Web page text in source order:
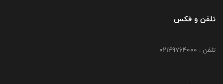
تلفن و فکس
تلفن : 02149764000